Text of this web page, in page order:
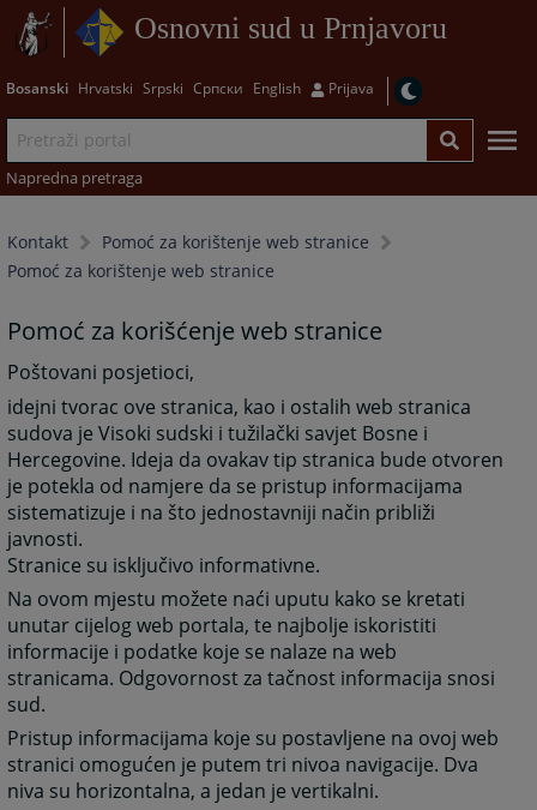
Osnovni sud u Prnjavoru
Bosanski Hrvatski Srpski Српски English Prijava
Napredna pretraga
Kontakt
Pomoć za korištenje web stranice
Pomoć za korištenje web stranice
Pomoć za korišćenje web stranice
Poštovani posjetioci,
idejni tvorac ove stranica, kao i ostalih web stranica
sudova je Visoki sudski i tužilački savjet Bosne i
Hercegovine. Ideja da ovakav tip stranica bude otvoren
je potekla od namjere da se pristup informacijama
sistematizuje i na što jednostavniji način približi
javnosti.
Stranice su isključivo informativne.
Na ovom mjestu možete naći uputu kako se kretati
unutar cijelog web portala, te najbolje iskoristiti
informacije i podatke koje se nalaze na web
stranicama. Odgovornost za tačnost informacija snosi
sud.
Pristup informacijama koje su postavljene na ovoj web
stranici omogućen je putem tri nivoa navigacije. Dva
niva su horizontalna, a jedan je vertikalni.